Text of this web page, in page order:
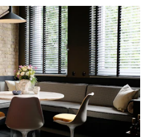
für die
und diverse medizinische
handelt sich leider nur um ein Relikt
Schwimmen, duschen und
sich hier schon ewig nicht mehr. Und
nicht mehr möglich sein. Eine
Nutzung als Schwimm- oder
das Land Berlin, viele
wirtschaftlich sein. Es gab
scheiterten wegen nötiger